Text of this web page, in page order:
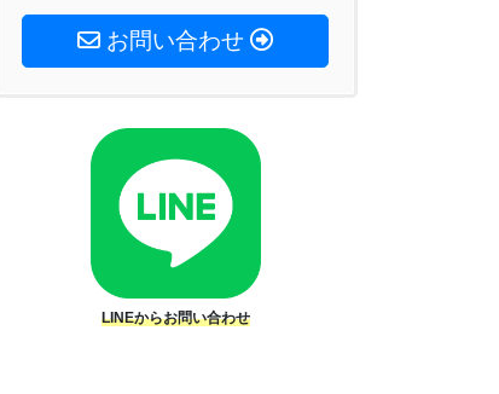
お問い合わせ
LINEからお問い合わせ